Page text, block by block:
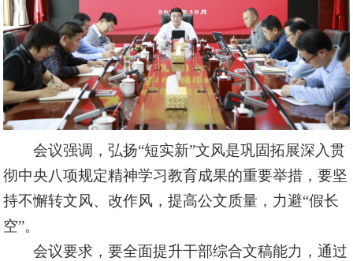
会议强调，弘扬“短实新”文风是巩固拓展深入贯
彻中央八项规定精神学习教育成果的重要举措，要坚
持不懈转文风、改作风，提高公文质量，力避“假长
空”。
会议要求，要全面提升干部综合文稿能力，通过